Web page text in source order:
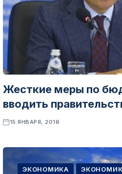
Жесткие меры по
вводить
15 ЯНВАРЯ, 2016
ЭКОНОМИКА